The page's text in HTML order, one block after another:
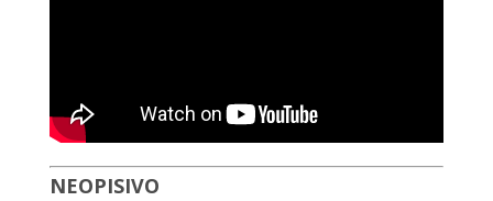
NEOPISIVO